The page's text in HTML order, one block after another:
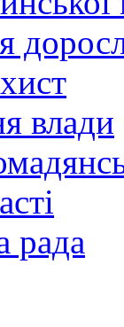
влади
рада